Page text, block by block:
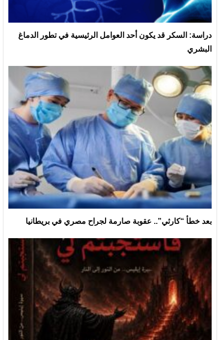
دراسة: السكر قد يكون أحد العوامل الرئيسية في تطور الدماغ
البشري
بعد خطأ “كارثي”.. عقوبة صارمة لجراح مصري في بريطانيا